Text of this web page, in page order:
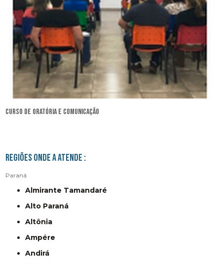
curso de oratória e comunicação
Regiões onde a atende :
Paraná
Almirante Tamandaré
Alto Paraná
Altônia
Ampére
Andirá